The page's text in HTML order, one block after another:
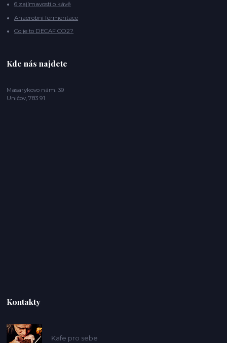
6 zajímavostí o kávě
Anaerobní fermentace
Co je to DECAF CO2?
Kde nás najdete
Masarykovo nám. 39
Uničov, 783 91
Kontakty
Kafe pro sebe